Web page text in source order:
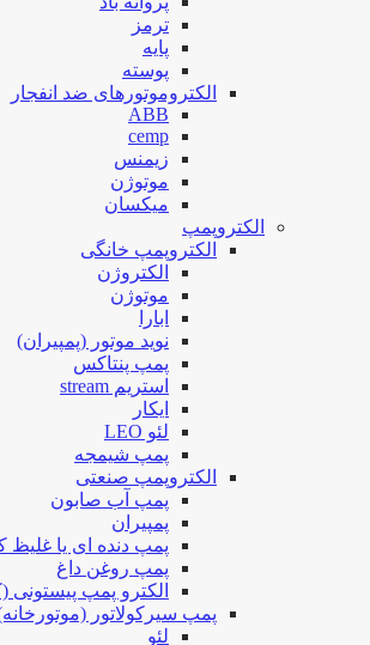
ترمز
پایه
پوسته
الکتروموتورهای ضد انفجار
ABB
cemp
زیمنس
موتوژن
میکسان
الکتروپمپ
الکتروپمپ خانگی
الکتروژن
موتوژن
ابارا
نوید موتور (پمپیران)
پمپ پنتاکس
استریم stream
ایکار
لئو LEO
پمپ شیمجه
الکتروپمپ صنعتی
پمپ آب صابون
پمپیران
پمپ دنده ای یا
پمپ روغن داغ
الکترو پمپ
پمپ سیرکولاتور
لئو